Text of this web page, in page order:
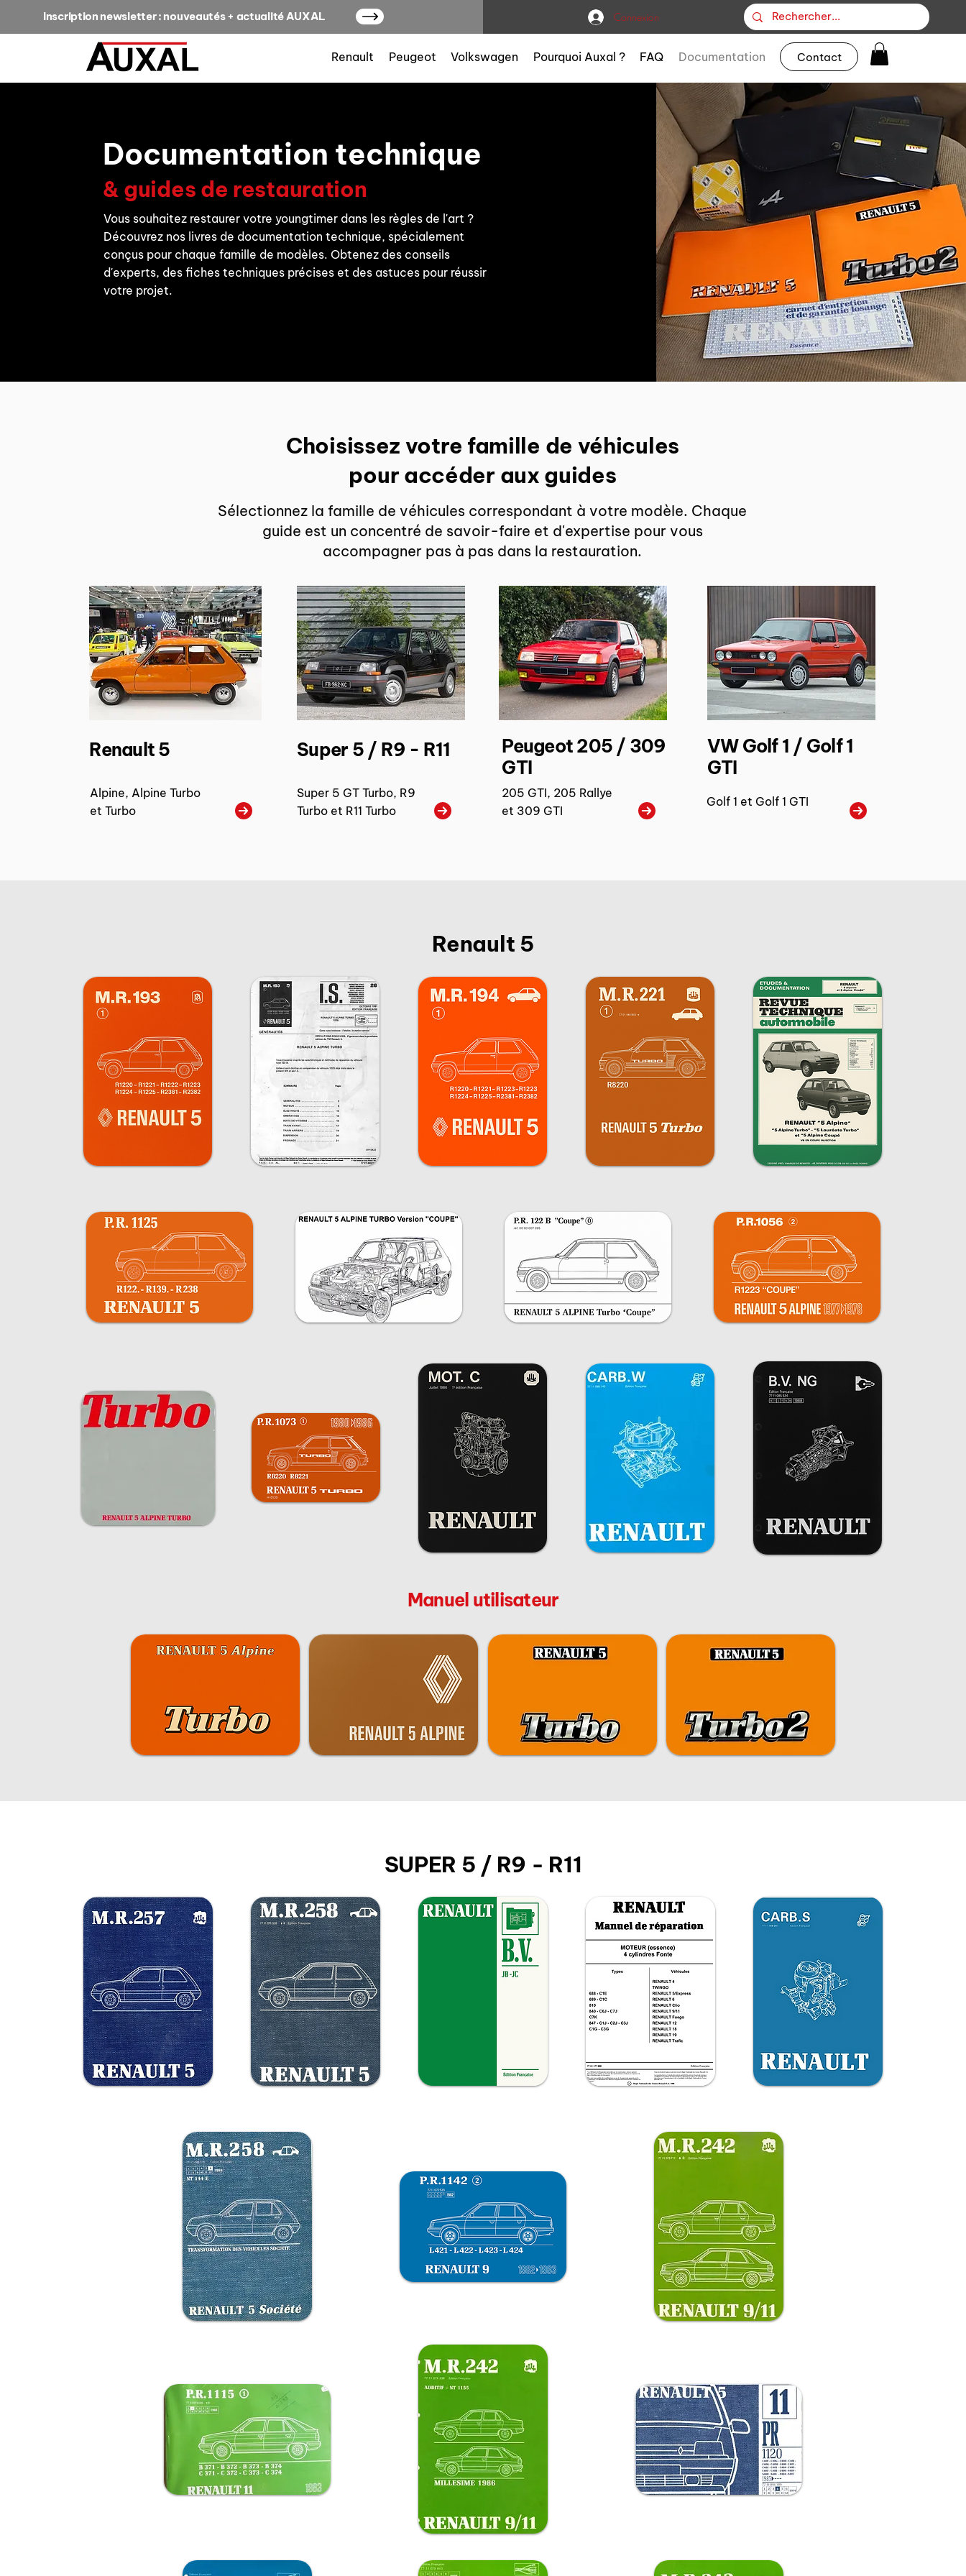
Inscription newsletter : nouveautés + actualité AUXAL Connexion
Renault Peugeot Volkswagen Pourquoi Auxal ? FAQ Documentation Contact
Documentation technique
& guides de restauration
Vous souhaitez restaurer votre youngtimer dans les règles de l'art ?
Découvrez nos livres de documentation technique, spécialement
conçus pour chaque famille de modèles. Obtenez des conseils
d'experts, des fiches techniques précises et des astuces pour réussir
votre projet.
Choisissez votre famille de véhicules
pour accéder aux guides
Sélectionnez la famille de véhicules correspondant à votre modèle. Chaque
guide est un concentré de savoir-faire et d'expertise pour vous
accompagner pas à pas dans la restauration.
Renault 5
Alpine, Alpine Turbo
et Turbo
Super 5 / R9 - R11
Super 5 GT Turbo, R9
Turbo et R11 Turbo
Peugeot 205 / 309
GTI
205 GTI, 205 Rallye
et 309 GTI
VW Golf 1 / Golf 1
GTI
Golf 1 et Golf 1 GTI
Renault 5
Manuel utilisateur
SUPER 5 / R9 - R11